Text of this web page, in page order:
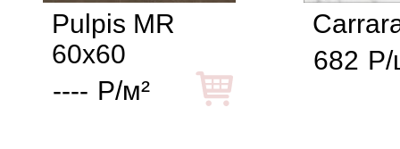
Pulpis MR
60x60
---- Р/м²
682 Р/